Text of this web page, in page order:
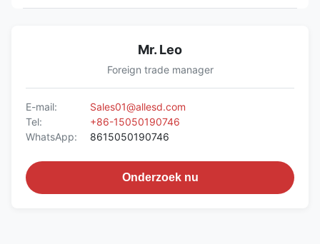
Mr. Leo
Foreign trade manager
E-mail:
Sales01@allesd.com
Tel:
+86-15050190746
WhatsApp:
8615050190746
Onderzoek nu